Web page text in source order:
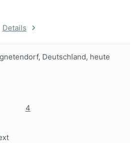
Details
Deutschland, heute
4